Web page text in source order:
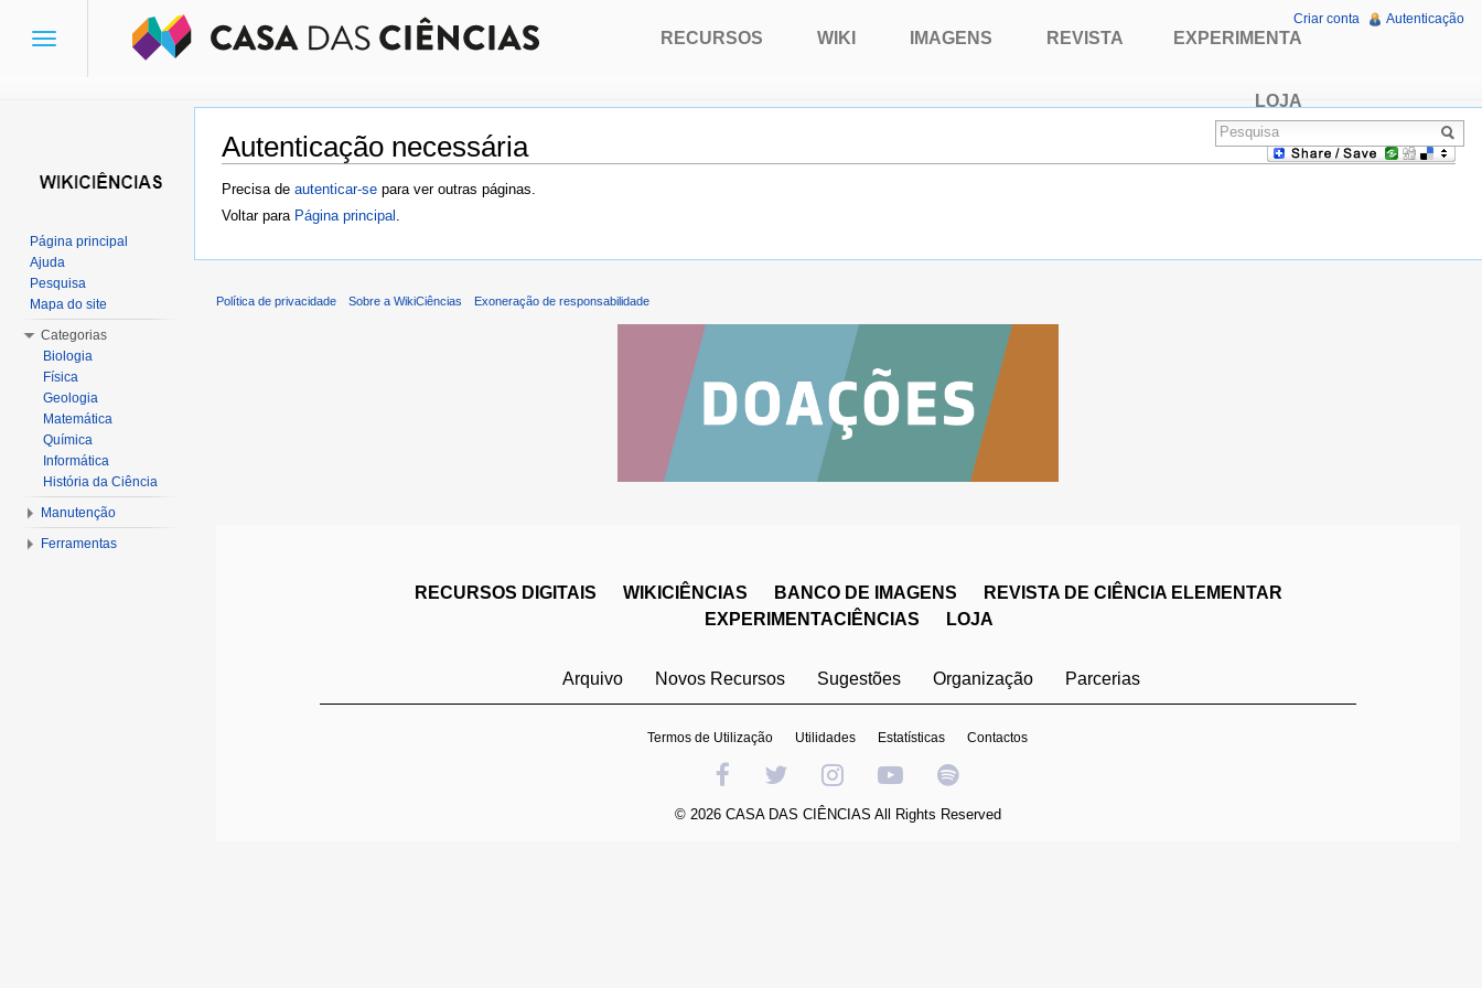
Autenticação necessária
Ir para:navegação,pesquisa
Precisa de autenticar-se para ver outras páginas.
Voltar para Página principal
Toggle
RECURSOS WIKI IMAGENS REVISTA EXPERIMENTA
LOJA
Criar conta Autenticação
Página principal
Ajuda
Pesquisa
Mapa do site
Categorias
Biologia
Física
Geologia
Matemática
Química
Informática
História da Ciência
Manutenção
Ferramentas
Política de privacidade Sobre a WikiCiências Exoneração de responsabilidade
RECURSOS DIGITAIS WIKICIÊNCIAS BANCO DE IMAGENS
REVISTA DE CIÊNCIA ELEMENTAR
EXPERIMENTACIÊNCIAS
LOJA
Arquivo Novos Recursos Sugestões Organização Parcerias
Termos de Utilização Utilidades Estatísticas Contactos
© 2026 CASA DAS CIÊNCIAS All Rights Reserved